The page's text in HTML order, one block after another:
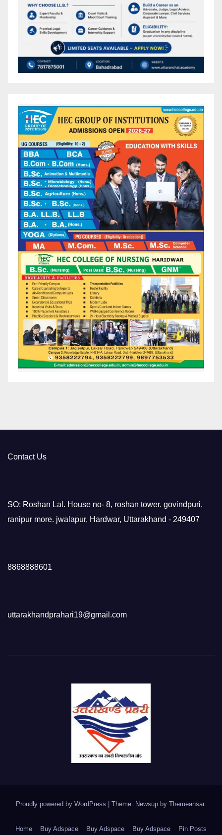
Contact Us
SO: Roshan Lal. House no- 8, roshan tower. govindpuri,
ranipur more. jwalapur, Hardwar, Uttarakhand - 249407
8868888601
uttarakhandprahari19@gmail.com
Proudly powered by WordPress Theme: Newsup by Themeansar.
Home Buy Adspace Buy Adspace Buy Adspace Pin Posts